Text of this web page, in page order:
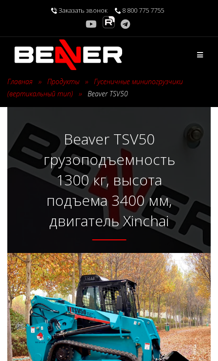
Заказать звонок 8 800 775 7755
Главная › Продукты ›
Гусеничные минипогрузчики
(вертикальный тип)
› Beaver TSV50
Beaver TSV50
грузоподъемность
1300 кг, высота
подъема 3400 мм,
двигатель Xinchai